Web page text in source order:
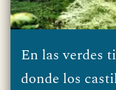
En las verdes
donde los